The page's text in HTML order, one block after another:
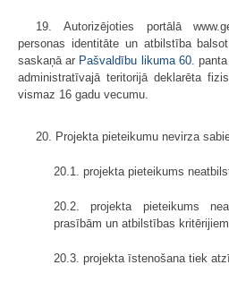
19. Autorizējoties portālā
personas identitāte un atbilstība
saskaņā ar Pašvaldību likuma 60.
administratīvajā teritorijā deklarēta
vismaz 16 gadu vecumu.
20. Projekta pieteikumu nevirza
20.1. projekta pieteikums
20.2. projekta pieteikums
prasībām un atbilstības
20.3. projekta īstenošana tiek